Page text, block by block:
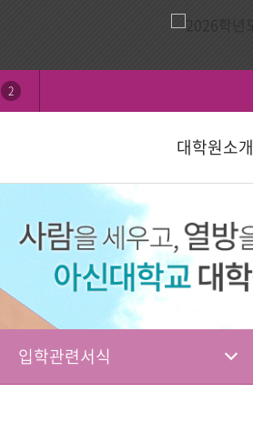
2
대학원소개
모집요강
일반대학원
신학대학원
선교대학원
교육대학원
상담대학원
다문화교육복지대학원
신학대학원
성경강해학(Th.M.)
목회학석사
문학석사
학칙 및 규정
장학안내
논문심사일정
묻고답하기
입학관련서식